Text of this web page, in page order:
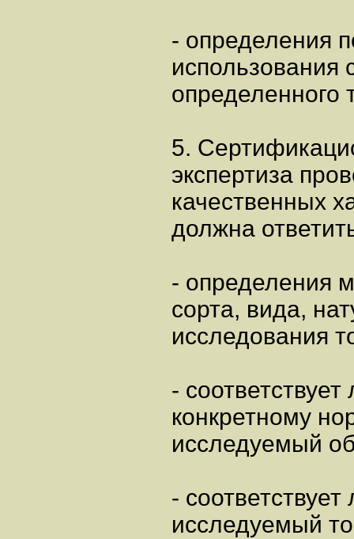
- определения
использования
определенного
5.
экспертиза
качественных
должна
- определения
сорта, вида,
исследования
- соответствует
конкретному
исследуемый
- соответствует
исследуемый